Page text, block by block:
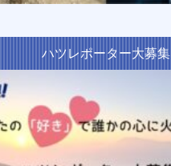
ハツレポーター大募集